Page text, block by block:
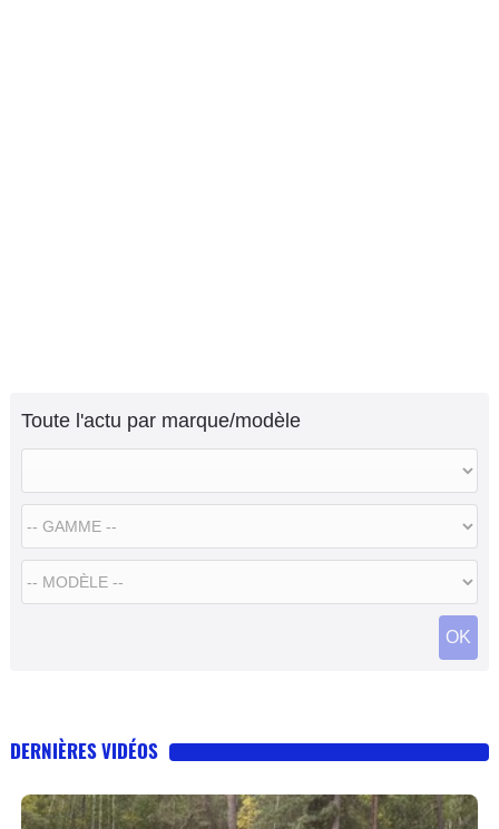
Toute l'actu par marque/modèle
OK
DERNIÈRES VIDÉOS